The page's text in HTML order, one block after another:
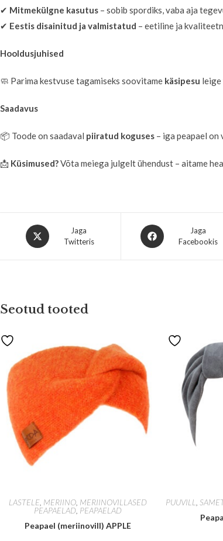
✔ Mitmekülgne kasutus– sobib spordiks, vaba aja
✔ Eestis disainitud ja valmistatud – eetiline ja
Hooldusjuhised
🧼 Parima kestvuse tagamiseks soovitame käsipesu leige
Saadavus
📦 Toode on saadaval piiratud koguses– iga peapael on
📩 Küsimused?Võta meiega julgelt ühendust – aitame
Jaga
Twitteris
Jaga
Facebookis
Seotud tooted
LASTELE MERIINO MERIINOVILLASED
PEAPAELAD PEAPAELAD
Peapael (meriinovill) APPLE
PUUVILL ,